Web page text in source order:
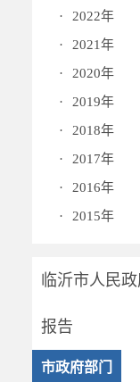
·
2022年
·
2021年
·
2020年
·
2019年
·
2018年
·
2017年
·
2016年
·
2015年
临沂市人民
报告
市政府部门